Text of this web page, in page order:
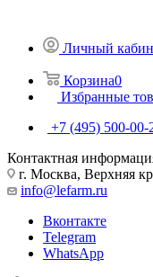
Личный
Корзина0
Избранные
+7 (495) 500-00-
Контактная
г. Москва, Верхняя
info@lefarm.ru
Вконтакте
Telegram
WhatsApp